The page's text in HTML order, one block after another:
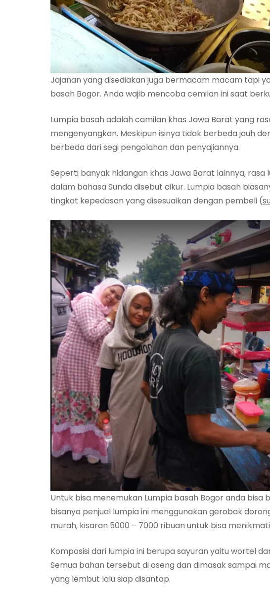
Jajanan yang disediakan juga bermacam macam tapi
basah Bogor. Anda wajib mencoba cemilan ini saat
Lumpia basah adalah camilan khas Jawa Barat yang
mengenyangkan. Meskipun isinya tidak berbeda jauh
berbeda dari segi pengolahan dan penyajiannya.
Seperti banyak hidangan khas Jawa Barat lainnya,
dalam bahasa Sunda disebut cikur. Lumpia basah
tingkat kepedasan yang disesuaikan dengan pembeli (
Untuk bisa menemukan Lumpia basah Bogor anda bisa
bisanya penjual lumpia ini menggunakan gerobak
murah, kisaran 5000 – 7000 ribuan untuk bisa
Komposisi dari lumpia ini berupa sayuran yaitu wortel
Semua bahan tersebut di oseng dan dimasak sampai
yang lembut lalu siap disantap.